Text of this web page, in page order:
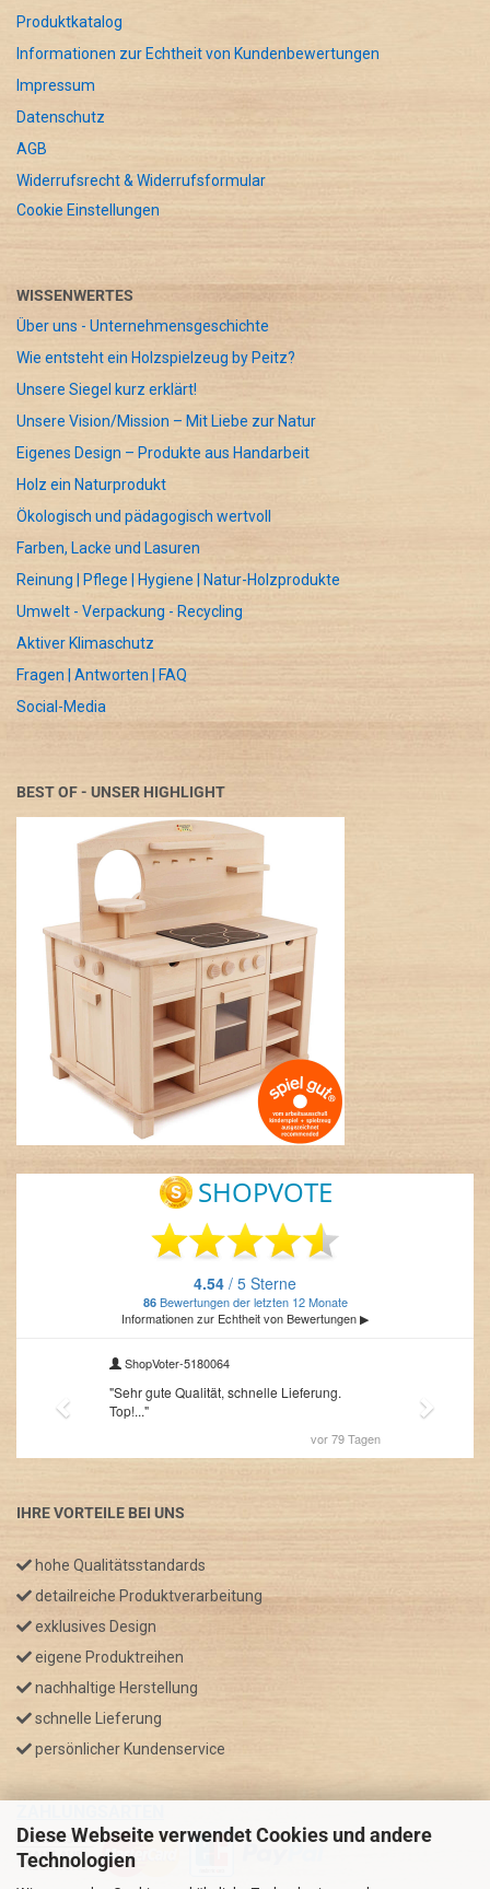
Diese Webseite verwendet Cookies und andere
Technologien
Produktkatalog
Informationen zur Echtheit von Kundenbewertungen
Impressum
Datenschutz
AGB
Widerrufsrecht & Widerrufsformular
Cookie Einstellungen
WISSENWERTES
Über uns - Unternehmensgeschichte
Wie entsteht ein Holzspielzeug by Peitz?
Unsere Siegel kurz erklärt!
Unsere Vision/Mission – Mit Liebe zur Natur
Eigenes Design – Produkte aus Handarbeit
Holz ein Naturprodukt
Ökologisch und pädagogisch wertvoll
Farben, Lacke und Lasuren
Reinung | Pflege | Hygiene | Natur-Holzprodukte
Umwelt - Verpackung - Recycling
Aktiver Klimaschutz
Fragen | Antworten | FAQ
Social-Media
BEST OF - UNSER HIGHLIGHT
IHRE VORTEILE BEI UNS
hohe Qualitätsstandards
detailreiche Produktverarbeitung
exklusives Design
eigene Produktreihen
nachhaltige Herstellung
schnelle Lieferung
persönlicher Kundenservice